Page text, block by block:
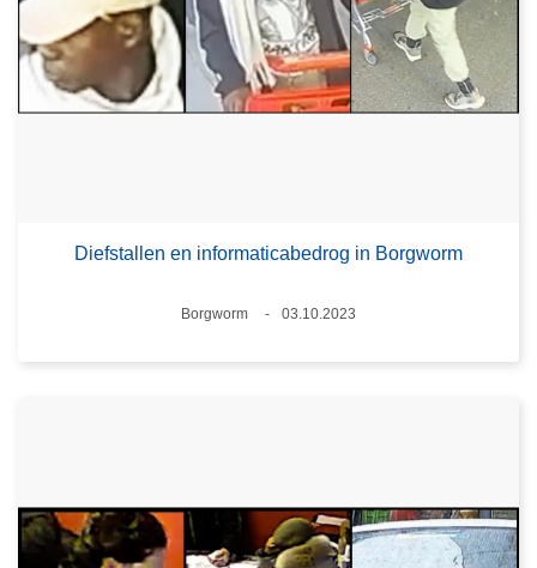
Diefstallen en informaticabedrog in Borgworm
Plaats
Borgworm
03.10.2023